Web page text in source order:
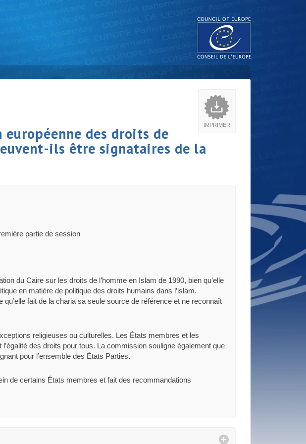
IMPRIMER
des droits de
ils être signataires de la
partie de session
du Caire sur les droits de l’homme en Islam de 1990, bien qu’elle
en matière de politique des droits humains dans l’islam.
fait de la charia sa seule source de référence et ne reconnaît
religieuses ou culturelles. Les États membres et les
des droits pour tous. La commission souligne également que
pour l’ensemble des États Parties.
de certains États membres et fait des recommandations